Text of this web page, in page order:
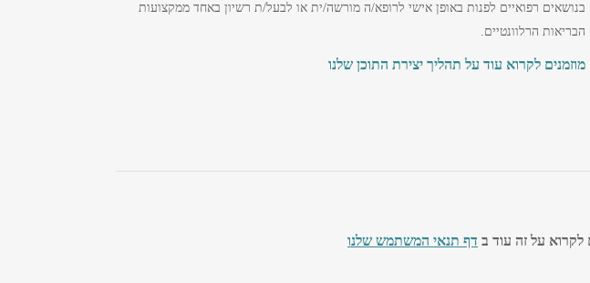
בנושאים רפואיים לפנות באופן אישי לרופא/ה מורשה/ית או לבעל/ת רשיון באחד ממקצועות
הבריאות הרלוונטיים.
מוזמנים לקרוא עוד על תהליך יצירת התוכן שלנו
לקרוא על זה עוד ב דף תנאי המשתמש שלנו